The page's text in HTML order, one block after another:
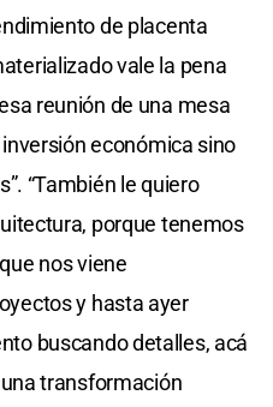
de placenta
vale la pena
reunión de una mesa
económica sino
“También le quiero
porque tenemos
nos viene
y hasta ayer
buscando detalles, acá
transformación